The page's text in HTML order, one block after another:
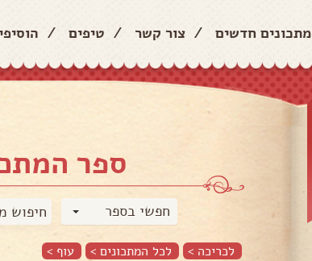
מתכונים חדשים / צור קשר / טיפים /
ספר
חפשי בספר
לכריכה > לכל המתכונים > עוף >